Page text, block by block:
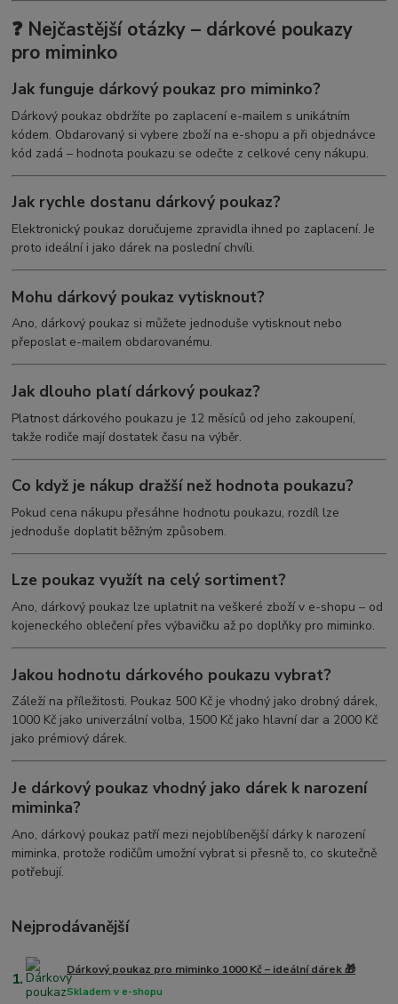
❓ Nejčastější otázky – dárkové poukazy
pro miminko
Jak funguje dárkový poukaz pro miminko?
Dárkový poukaz obdržíte po zaplacení e-mailem s unikátním
kódem. Obdarovaný si vybere zboží na e-shopu a při objednávce
kód zadá – hodnota poukazu se odečte z celkové ceny nákupu.
Jak rychle dostanu dárkový poukaz?
Elektronický poukaz doručujeme zpravidla ihned po zaplacení. Je
proto ideální i jako dárek na poslední chvíli.
Mohu dárkový poukaz vytisknout?
Ano, dárkový poukaz si můžete jednoduše vytisknout nebo
přeposlat e-mailem obdarovanému.
Jak dlouho platí dárkový poukaz?
Platnost dárkového poukazu je 12 měsíců od jeho zakoupení,
takže rodiče mají dostatek času na výběr.
Co když je nákup dražší než hodnota poukazu?
Pokud cena nákupu přesáhne hodnotu poukazu, rozdíl lze
jednoduše doplatit běžným způsobem.
Lze poukaz využít na celý sortiment?
Ano, dárkový poukaz lze uplatnit na veškeré zboží v e-shopu – od
kojeneckého oblečení přes výbavičku až po doplňky pro miminko.
Jakou hodnotu dárkového poukazu vybrat?
Záleží na příležitosti. Poukaz 500 Kč je vhodný jako drobný dárek,
1000 Kč jako univerzální volba, 1500 Kč jako hlavní dar a 2000 Kč
jako prémiový dárek.
Je dárkový poukaz vhodný jako dárek k narození
miminka?
Ano, dárkový poukaz patří mezi nejoblíbenější dárky k narození
miminka, protože rodičům umožní vybrat si přesně to, co skutečně
potřebují.
Nejprodávanější
1. Dárkový poukaz pro miminko 1000 Kč – ideální dárek 🎁
Skladem v e-shopu